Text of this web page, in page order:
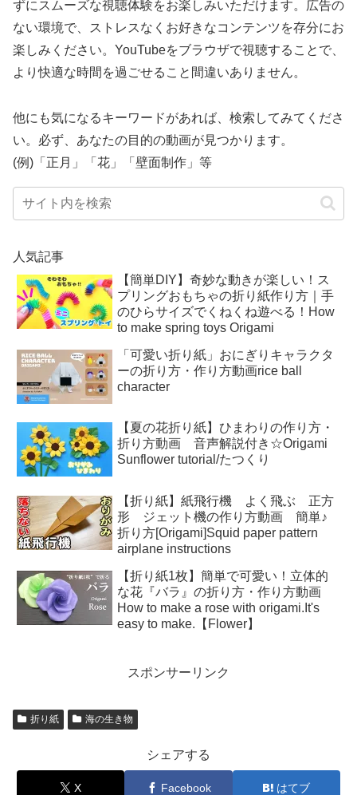
ずにスムーズな視聴体験をお楽しみいただけます。広告の
ない環境で、ストレスなくお好きなコンテンツを存分にお
楽しみください。YouTubeをブラウザで視聴することで、
より快適な時間を過ごせること間違いありません。
他にも気になるキーワードがあれば、検索してみてくださ
い。必ず、あなたの目的の動画が見つかります。
(例)「正月」「花」「壁面制作」等
人気記事
【簡単DIY】奇妙な動きが楽しい！ス
プリングおもちゃの折り紙作り方｜手
のひらサイズでくねくね遊べる！How
to make spring toys Origami
「可愛い折り紙」おにぎりキャラクタ
ーの折り方・作り方動画rice ball
character
【夏の花折り紙】ひまわりの作り方・
折り方動画 音声解説付き☆Origami
Sunflower tutorial/たつくり
【折り紙】紙飛行機 よく飛ぶ 正方
形 ジェット機の作り方動画 簡単♪
折り方[Origami]Squid paper pattern
airplane instructions
【折り紙1枚】簡単で可愛い！立体的
な花『バラ』の折り方・作り方動画
How to make a rose with origami.It's
easy to make.【Flower】
スポンサーリンク
折り紙 海の生き物
シェアする
X Facebook はてブ